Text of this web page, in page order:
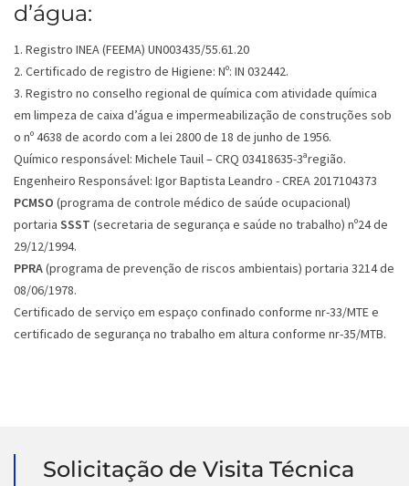
d’água:
1. Registro INEA (FEEMA) UN003435/55.61.20
2. Certificado de registro de Higiene: Nº: IN 032442.
3. Registro no conselho regional de química com atividade química
em limpeza de caixa d’água e impermeabilização de construções sob
o nº 4638 de acordo com a lei 2800 de 18 de junho de 1956.
Químico responsável: Michele Tauil – CRQ 03418635-3ªregião.
Engenheiro Responsável: Igor Baptista Leandro - CREA 2017104373
PCMSO (programa de controle médico de saúde ocupacional)
portaria SSST (secretaria de segurança e saúde no trabalho) nº24 de
29/12/1994.
PPRA(programa de prevenção de riscos ambientais) portaria 3214 de
08/06/1978.
Certificado de serviço em espaço confinado conforme nr-33/MTE e
certificado de segurança no trabalho em altura conforme nr-35/MTB.
Solicitação de Visita Técnica